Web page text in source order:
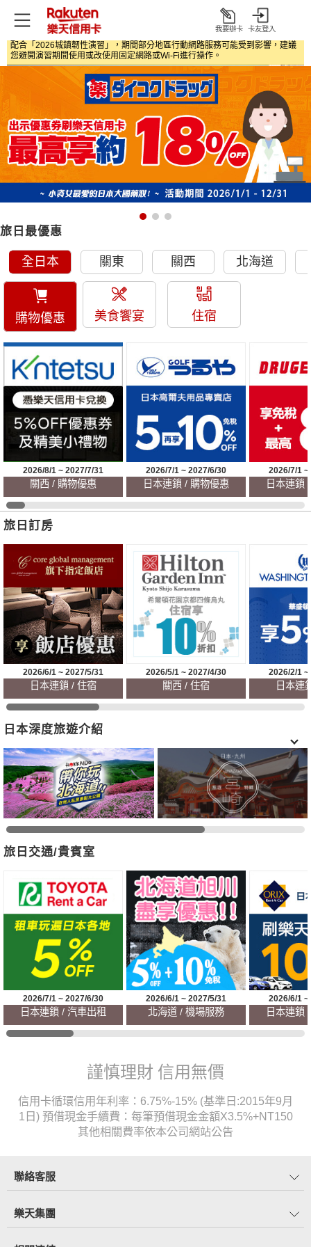
打
開
我要辦卡 卡友登入
配合「2026城鎮韌性演習」，期間部分地區行動網路服務可能受到影響，建議
您避開演習期間使用或改使用固定網路或Wi‑Fi進行操作。
首頁 日本旅遊優惠
旅日最優惠
全日本 關東 關西 北海道
購物優惠 美食饗宴 住宿
2026/8/1 ~ 2027/7/31
關西 / 購物優惠
2026/7/1 ~ 2027/6/30
日本連鎖 / 購物優惠
2026/7/1
日本連鎖
旅日訂房
2026/6/1 ~ 2027/5/31
日本連鎖 / 住宿
2026/5/1 ~ 2027/4/30
關西 / 住宿
2026/2/1
日本連
日本深度旅遊介紹
旅日交通/貴賓室
2026/7/1 ~ 2027/6/30
日本連鎖 / 汽車出租
2026/6/1 ~ 2027/5/31
北海道 / 機場服務
2026/6/1
日本連鎖
謹慎理財 信用無價
信用卡循環信用年利率：6.75%-15% (基準日:2015年9月
1日) 預借現金手續費：每筆預借現金金額X3.5%+NT150
其他相關費率依本公司網站公告
聯絡客服
樂天集團